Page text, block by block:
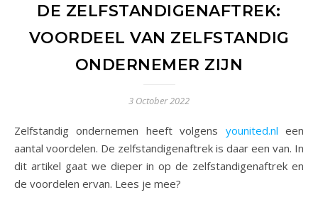
DE ZELFSTANDIGENAFTREK:
VOORDEEL VAN ZELFSTANDIG
ONDERNEMER ZIJN
3 October 2022
Zelfstandig ondernemen heeft volgens younited.nl een
aantal voordelen. De zelfstandigenaftrek is daar een van. In
dit artikel gaat we dieper in op de zelfstandigenaftrek en
de voordelen ervan. Lees je mee?